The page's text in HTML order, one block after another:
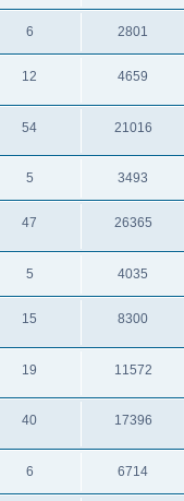
6 2801
12 4659
54 21016
5 3493
47 26365
5 4035
15 8300
19 11572
40 17396
6 6714